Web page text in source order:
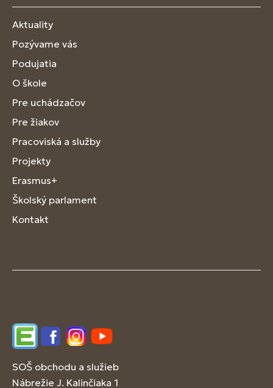
Aktuality
Pozývame vás
Podujatia
O škole
Pre uchádzačov
Pre žiakov
Pracoviská a služby
Projekty
Erasmus+
Školský parlament
Kontakt
EdupageFacebookInstagram
YouTube
SOŠ obchodu a služieb
Nábrežie J. Kalinčiaka 1